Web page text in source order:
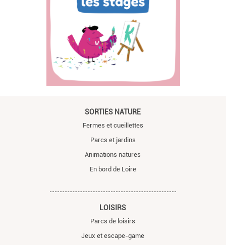
SORTIES NATURE
Fermes et cueillettes
Parcs et jardins
Animations natures
En bord de Loire
LOISIRS
Parcs de loisirs
Jeux et escape-game